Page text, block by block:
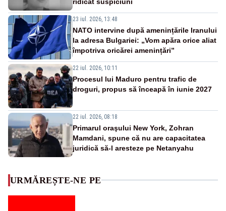
23 iul. 2026, 13:48
NATO intervine după amenințările Iranului
la adresa Bulgariei: „Vom apăra orice aliat
împotriva oricărei amenințări”
22 iul. 2026, 10:11
Procesul lui Maduro pentru trafic de
droguri, propus să înceapă în iunie 2027
22 iul. 2026, 08:18
Primarul oraşului New York, Zohran
Mamdani, spune că nu are capacitatea
juridică să-l aresteze pe Netanyahu
URMĂREȘTE-NE PE